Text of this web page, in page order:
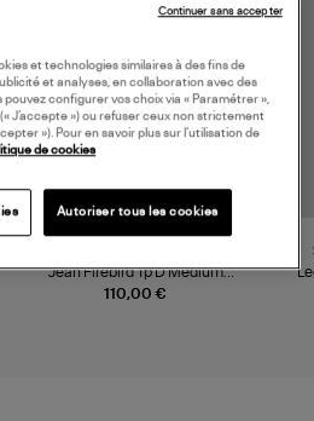
110,00 €
Jean Firebird Tp D Medium
Vintage Denim
et technologies similaires à des fins de
et analyses, en collaboration avec des
configurer vos choix via « Paramétrer »,
J’accepte ») ou refuser ceux non strictement
»). Pour en savoir plus sur l’utilisation de
de cookies
Autoriser tous les cookies
Continuer sans accepter